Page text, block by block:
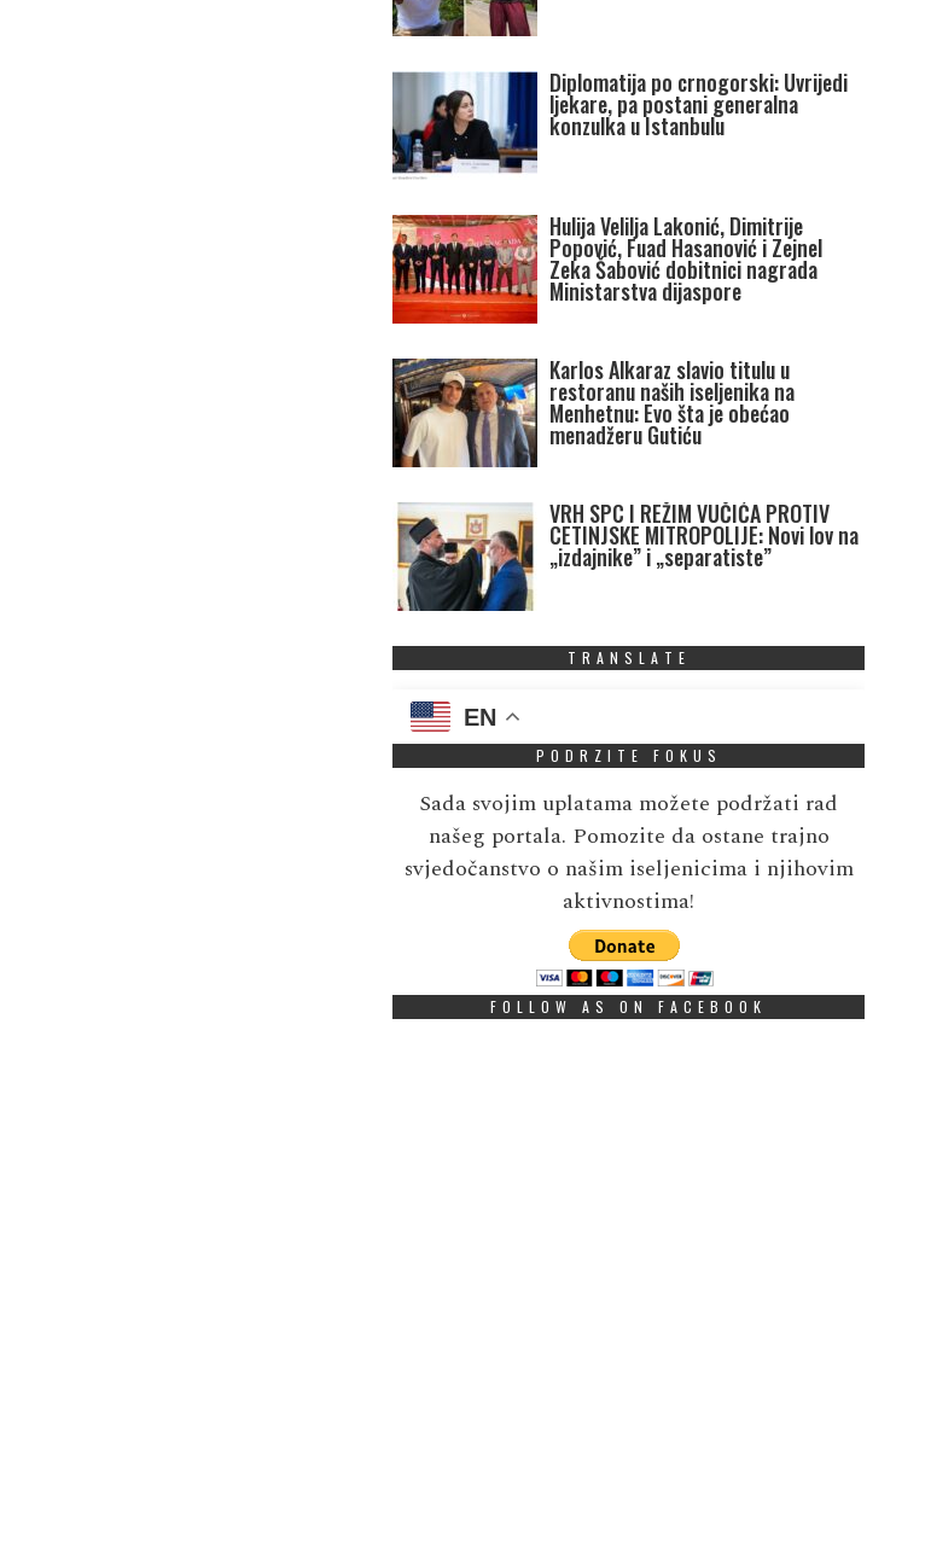
Diplomatija po crnogorski: Uvrijedi
ljekare, pa postani generalna
konzulka u Istanbulu
Hulija Velilja Lakonić, Dimitrije
Popović, Fuad Hasanović i Zejnel
Zeka Šabović dobitnici nagrada
Ministarstva dijaspore
Karlos Alkaraz slavio titulu u
restoranu naših iseljenika na
Menhetnu: Evo šta je obećao
menadžeru Gutiću
VRH SPC I REŽIM VUČIĆA PROTIV
CETINJSKE MITROPOLIJE: Novi lov na
„izdajnike” i „separatiste”
TRANSLATE
EN
PODRZITE FOKUS
Sada svojim uplatama možete podržati rad
našeg portala. Pomozite da ostane trajno
svjedočanstvo o našim iseljenicima i njihovim
aktivnostima!
FOLLOW AS ON FACEBOOK